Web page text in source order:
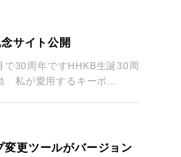
サイト公開
で30周年ですHHKB生誕30周
私が愛用するキーボ...
更ツールがバージョン